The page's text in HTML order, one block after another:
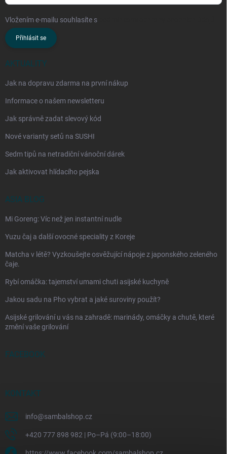
Vložením e-mailu souhlasíte s
Přihlásit se
AKTUALITY
Jak na dopravu zdarma na první nákup
Informace o našem newsletteru
Jak správně zadat slevový kód
Nové varianty setů na SUSHI
Sedm tipů na netradiční vánoční dárek
Jak aktivovat hlídacího pejska
ASIA BLOG
Mi Goreng: Víc než jen instantní nudle
Yuzu čaj a další ovocné speciality z Koreje
Matcha v létě? Vyzkoušejte osvěžující nápoje z japonského zeleného
čaje.
Rybí omáčka: tajemství umami chuti asijské kuchyně
Jakou sadu na Pho vybrat a jaké suroviny použít?
Asijské grilování u vás na zahradě: marinády, omáčky a chutě, které
změní vaše grilování
FACEBOOK
KONTAKT
info@sambalshop.cz
+420 777 898 982 | Po–Pá (9:00–18:00)